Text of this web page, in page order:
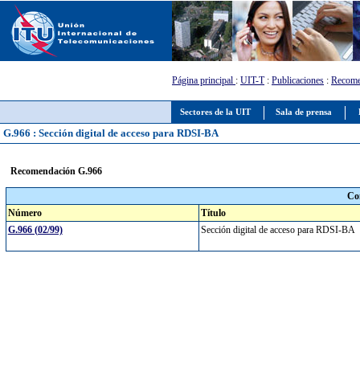
Sectores de la UIT Sala de prensa
Página principal : UIT-T: Publicaciones :
G.966 : Sección digital de acceso para RDSI-BA
Recomendación G.966
Número
Título
G.966 (02/99)
Sección digital de acceso para RDSI-BA